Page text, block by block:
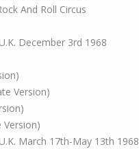
And Roll Circus
December 3rd 1968
Version)
Version)
March 17th-May 13th 1968